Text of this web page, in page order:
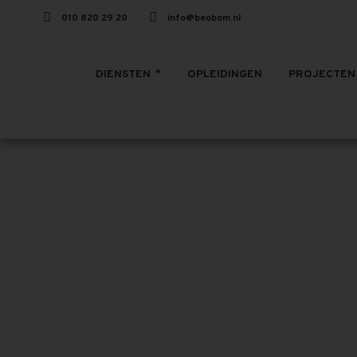
010 820 29 20 info@beobom.nl
DIENSTEN OPLEIDINGEN PROJECTEN